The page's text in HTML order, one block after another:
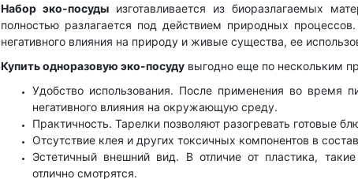
Набор эко-посудыизготавливается из биоразлагаемых
полностью разлагается под действием природных
негативного влияния на природу и живые существа, ее
Купить одноразовую эко-посуду выгодно еще по нескольким
Удобство использования. После применения во время
негативного влияния на окружающую среду.
Практичность. Тарелки позволяют разогревать готовые
Отсутствие клея и других токсичных компонентов в
Эстетичный внешний вид. В отличие от пластика,
отлично смотрятся.